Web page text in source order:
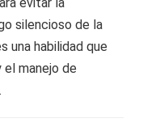
silencioso de la
una habilidad que
manejo de